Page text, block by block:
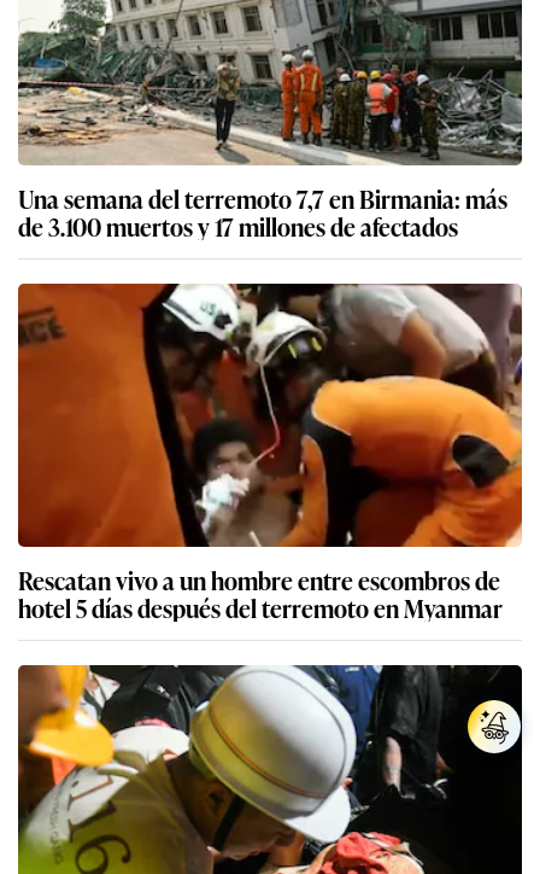
Una semana del terremoto 7,7 en Birmania: más
de 3.100 muertos y 17 millones de afectados
Rescatan vivo a un hombre entre escombros de
hotel 5 días después del terremoto en Myanmar